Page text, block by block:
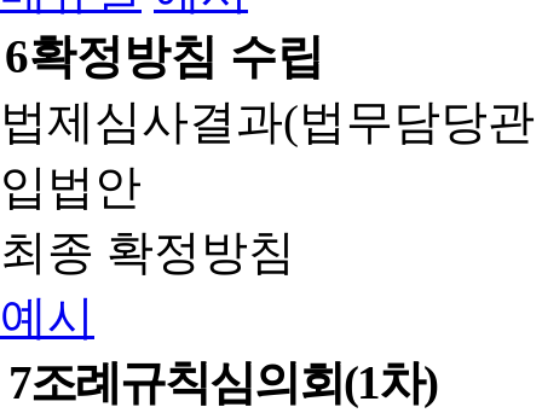
6확정방침 수립
법제심사결과(법무담당
입법안
최종 확정방침
예시
7조례규칙심의회(1차)